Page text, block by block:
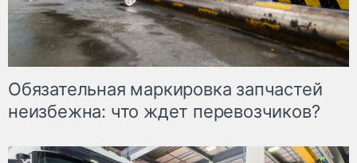
Обязательная маркировка запчастей
неизбежна: что ждет перевозчиков?